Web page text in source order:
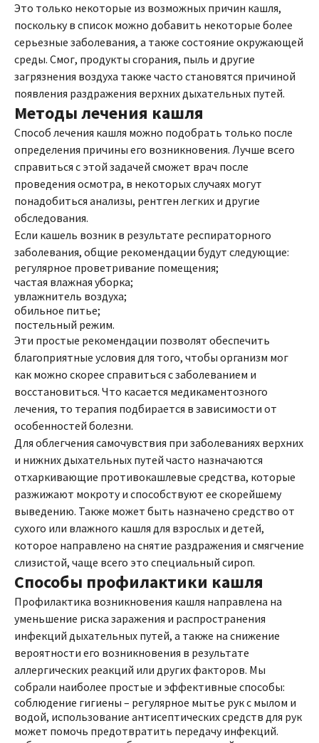
Это только некоторые из возможных причин кашля,
поскольку в список можно добавить некоторые более
серьезные заболевания, а также состояние окружающей
среды. Смог, продукты сгорания, пыль и другие
загрязнения воздуха также часто становятся причиной
появления раздражения верхних дыхательных путей.
Методы лечения кашля
Способ лечения кашля можно подобрать только после
определения причины его возникновения. Лучше всего
справиться с этой задачей сможет врач после
проведения осмотра, в некоторых случаях могут
понадобиться анализы, рентген легких и другие
обследования.
Если кашель возник в результате респираторного
заболевания, общие рекомендации будут следующие:
регулярное проветривание помещения;
частая влажная уборка;
увлажнитель воздуха;
обильное питье;
постельный режим.
Эти простые рекомендации позволят обеспечить
благоприятные условия для того, чтобы организм мог
как можно скорее справиться с заболеванием и
восстановиться. Что касается медикаментозного
лечения, то терапия подбирается в зависимости от
особенностей болезни.
Для облегчения самочувствия при заболеваниях верхних
и нижних дыхательных путей часто назначаются
отхаркивающие противокашлевые средства, которые
разжижают мокроту и способствуют ее скорейшему
выведению. Также может быть назначено средство от
сухого или влажного кашля для взрослых и детей,
которое направлено на снятие раздражения и смягчение
слизистой, чаще всего это специальный сироп.
Способы профилактики кашля
Профилактика возникновения кашля направлена на
уменьшение риска заражения и распространения
инфекций дыхательных путей, а также на снижение
вероятности его возникновения в результате
аллергических реакций или других факторов. Мы
собрали наиболее простые и эффективные способы:
соблюдение гигиены – регулярное мытье рук с мылом и
водой, использование антисептических средств для рук
может помочь предотвратить передачу инфекций.